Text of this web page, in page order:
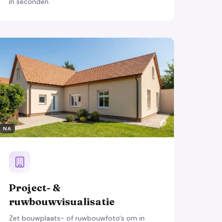
NA
Project- &
ruwbouwvisualisatie
Zet bouwplaats- of ruwbouwfoto's om in